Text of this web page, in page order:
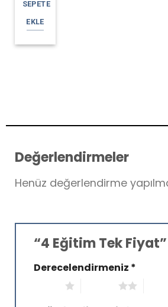
SEPETE
EKLE
Değerlendirmeler
Henüz değerlendirme
“4 Eğitim Tek
Derecelendirmeniz *